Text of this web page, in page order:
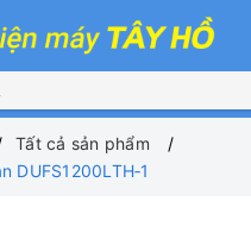
Tất cả sản phẩm
DUFS1200LTH‑1